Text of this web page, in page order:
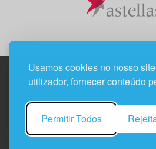
Usamos cookies no nosso
utilizador, fornecer conteúdo
Permitir Todos
1800-282 Lisboa |
21 850 40 65